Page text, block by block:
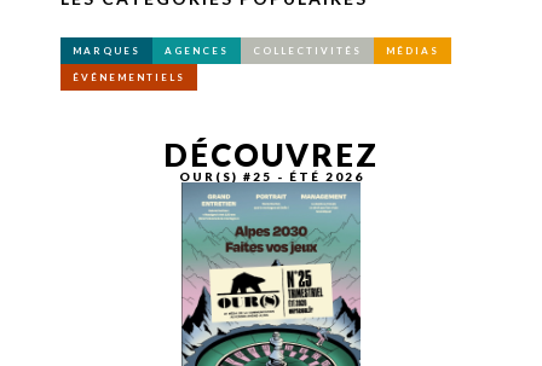
MARQUES AGENCES COLLECTIVITÉS MÉDIAS
ÉVÉNEMENTIELS
DÉCOUVREZ
OUR(S) #25 - ÉTÉ 2026